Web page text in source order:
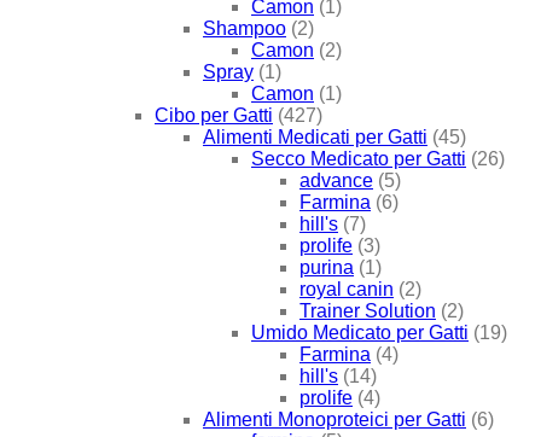
Camon (1)
Shampoo (2)
Camon (2)
Spray (1)
Camon (1)
Cibo per Gatti (427)
Alimenti Medicati per Gatti (45)
Secco Medicato per Gatti (26)
advance (5)
Farmina (6)
hill's (7)
prolife (3)
purina (1)
royal canin (2)
Trainer Solution (2)
Umido Medicato per Gatti (19)
Farmina (4)
hill's (14)
prolife (4)
Alimenti Monoproteici per Gatti (6)